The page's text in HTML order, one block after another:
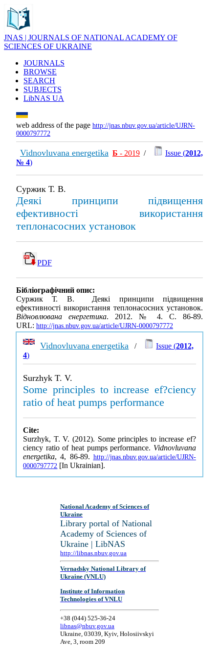
JNAS | JOURNALS OF NATIONAL ACADEMY OF
SCIENCES OF UKRAINE
JOURNALS
BROWSE
SEARCH
SUBJECTS
LibNAS UA
web address of the page http://jnas.nbuv.gov.ua/article/UJRN-
0000797772
Vidnovluvana energetika Б - 2019 / Issue (2012,
№ 4)
Суржик Т. В.
Деякі принципи підвищення
ефективності використання
теплонасосних установок
PDF
Бібліографічний опис:
Суржик Т. В. Деякі принципи підвищення
ефективності використання теплонасосних установок.
Відновлювана енергетика. 2012. № 4. С. 86-89.
URL: http://jnas.nbuv.gov.ua/article/UJRN-0000797772
Vidnovluvana energetika / Issue (2012,
4)
Surzhyk T. V.
Some principles to increase ef?ciency
ratio of heat pumps performance
Cite:
Surzhyk, T. V. (2012). Some principles to increase ef?
ciency ratio of heat pumps performance. Vidnovluvana
energetika, 4, 86-89. http://jnas.nbuv.gov.ua/article/UJRN-
0000797772 [In Ukrainian].
National Academy of Sciences of
Ukraine
Library portal of National
Academy of Sciences of
Ukraine | LibNAS
http://libnas.nbuv.gov.ua
Vernadsky National Library of
Ukraine (VNLU)
Institute of Information
Technologies of VNLU
+38 (044) 525-36-24
libnas@nbuv.gov.ua
Ukraine, 03039, Kyiv, Holosiivskyi
Ave, 3, room 209